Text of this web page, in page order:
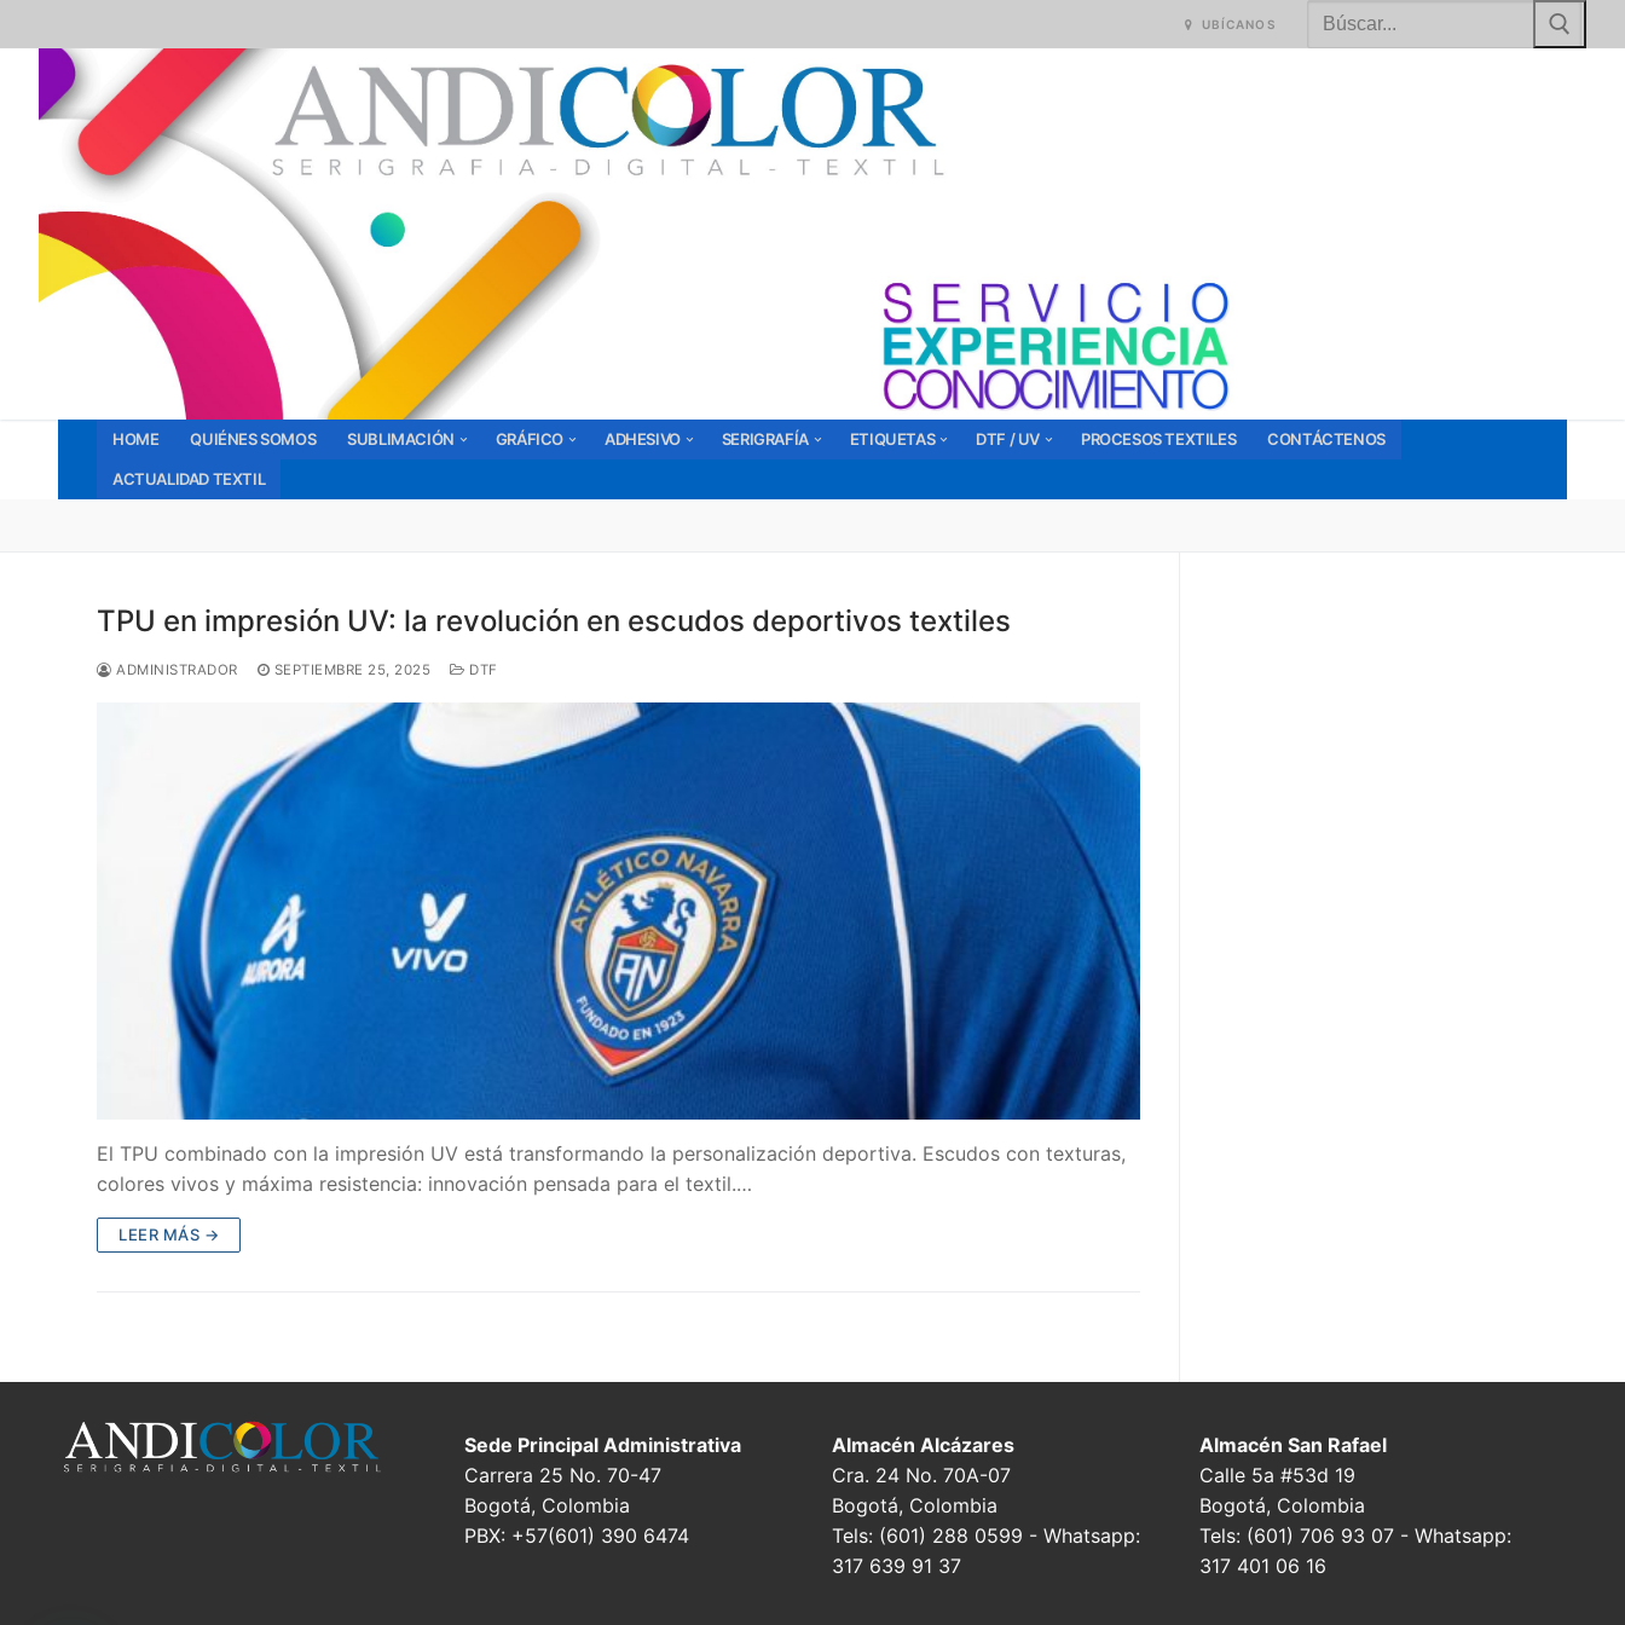
al
contenido
UBÍCANOS
HOME QUIÉNES SOMOS SUBLIMACIÓN GRÁFICO ADHESIVO SERIGRAFÍA ETIQUETAS DTF / UV PROCESOS TEXTILES CONTÁCTENOS
ACTUALIDAD TEXTIL
TPU en impresión UV: la revolución en escudos deportivos textiles
ADMINISTRADOR SEPTIEMBRE 25, 2025 DTF
El TPU combinado con la impresión UV está transformando la personalización deportiva. Escudos con texturas,
colores vivos y máxima resistencia: innovación pensada para el textil.…
LEER MÁS →
Sede Principal Administrativa
Carrera 25 No. 70-47
Bogotá, Colombia
PBX: +57(601) 390 6474
Almacén Alcázares
Cra. 24 No. 70A-07
Bogotá, Colombia
Tels: (601) 288 0599 - Whatsapp:
317 639 91 37
Almacén San Rafael
Calle 5a #53d 19
Bogotá, Colombia
Tels: (601) 706 93 07 - Whatsapp:
317 401 06 16